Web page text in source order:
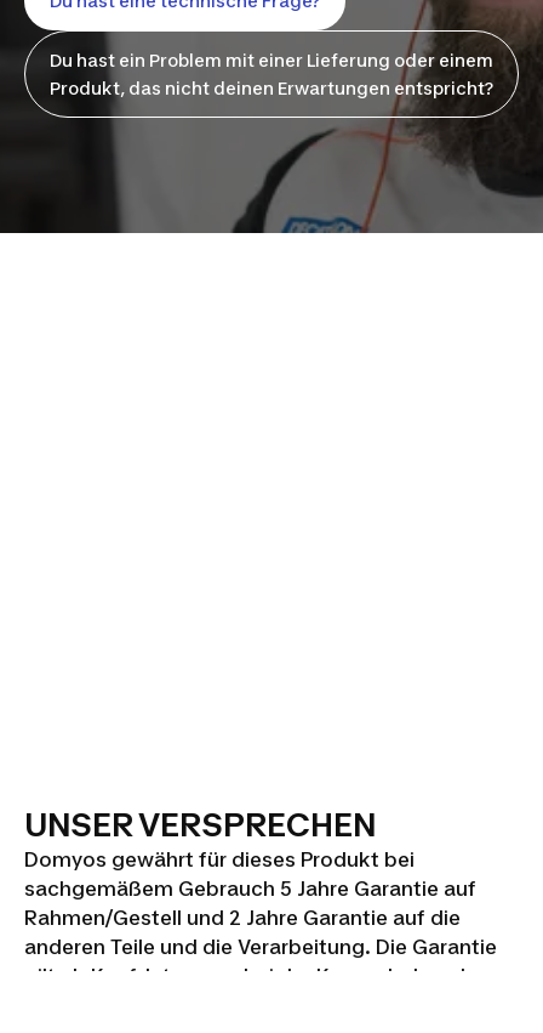
Du hast ein Problem mit einer Lieferung oder einem
Produkt, das nicht deinen Erwartungen entspricht?
UNSER VERSPRECHEN
Domyos gewährt für dieses Produkt bei
sachgemäßem Gebrauch 5 Jahre Garantie auf
Rahmen/Gestell und 2 Jahre Garantie auf die
anderen Teile und die Verarbeitung. Die Garantie
gilt ab Kaufdatum, wobei der Kassenbeleg als